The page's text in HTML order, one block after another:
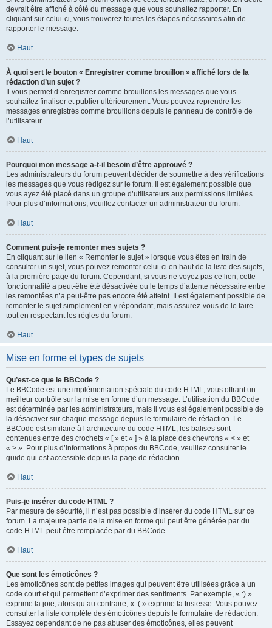
devrait être affiché à côté du message que vous souhaitez rapporter. En
cliquant sur celui-ci, vous trouverez toutes les étapes nécessaires afin de
rapporter le message.
Haut
À quoi sert le bouton « Enregistrer comme brouillon » affiché lors de la
rédaction d’un sujet ?
Il vous permet d’enregistrer comme brouillons les messages que vous
souhaitez finaliser et publier ultérieurement. Vous pouvez reprendre les
messages enregistrés comme brouillons depuis le panneau de contrôle de
l’utilisateur.
Haut
Pourquoi mon message a-t-il besoin d’être approuvé ?
Les administrateurs du forum peuvent décider de soumettre à des vérifications
les messages que vous rédigez sur le forum. Il est également possible que
vous ayez été placé dans un groupe d’utilisateurs aux permissions limitées.
Pour plus d’informations, veuillez contacter un administrateur du forum.
Haut
Comment puis-je remonter mes sujets ?
En cliquant sur le lien « Remonter le sujet » lorsque vous êtes en train de
consulter un sujet, vous pouvez remonter celui-ci en haut de la liste des sujets,
à la première page du forum. Cependant, si vous ne voyez pas ce lien, cette
fonctionnalité a peut-être été désactivée ou le temps d’attente nécessaire entre
les remontées n’a peut-être pas encore été atteint. Il est également possible de
remonter le sujet simplement en y répondant, mais assurez-vous de le faire
tout en respectant les règles du forum.
Haut
Mise en forme et types de sujets
Qu’est-ce que le BBCode ?
Le BBCode est une implémentation spéciale du code HTML, vous offrant un
meilleur contrôle sur la mise en forme d’un message. L’utilisation du BBCode
est déterminée par les administrateurs, mais il vous est également possible de
la désactiver sur chaque message depuis le formulaire de rédaction. Le
BBCode est similaire à l’architecture du code HTML, les balises sont
contenues entre des crochets « [ » et « ] » à la place des chevrons « < » et
« > ». Pour plus d’informations à propos du BBCode, veuillez consulter le
guide qui est accessible depuis la page de rédaction.
Haut
Puis-je insérer du code HTML ?
Par mesure de sécurité, il n’est pas possible d’insérer du code HTML sur ce
forum. La majeure partie de la mise en forme qui peut être générée par du
code HTML peut être remplacée par du BBCode.
Haut
Que sont les émoticônes ?
Les émoticônes sont de petites images qui peuvent être utilisées grâce à un
code court et qui permettent d’exprimer des sentiments. Par exemple, « :) »
exprime la joie, alors qu’au contraire, « :( » exprime la tristesse. Vous pouvez
consulter la liste complète des émoticônes depuis le formulaire de rédaction.
Essayez cependant de ne pas abuser des émoticônes, elles peuvent